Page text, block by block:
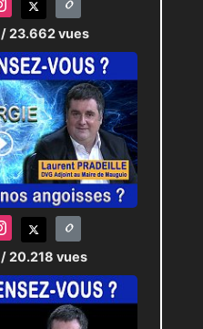
/ 23.662 vues
/ 20.218 vues